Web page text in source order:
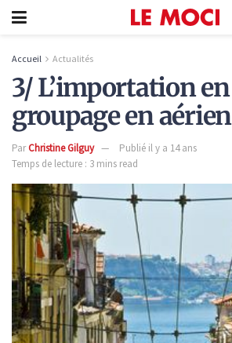
Accueil Actualités
3/ L’importation en
groupage en aérien
ParChristine Gilguy
Publié il y a 14 ans
Temps de lecture : 3 mins read